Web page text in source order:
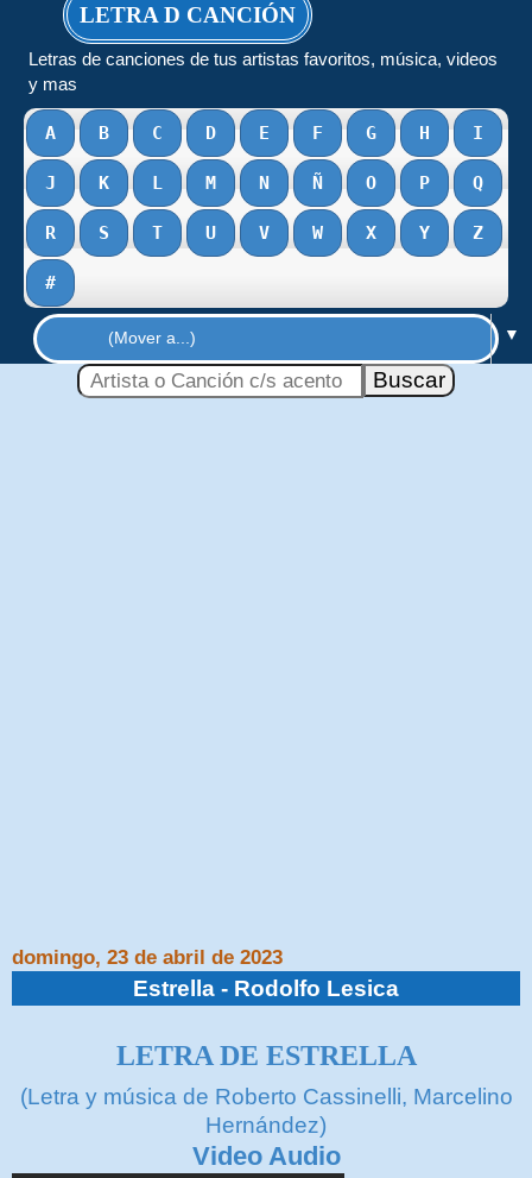
LETRA D CANCIÓN
Letras de canciones de tus artistas favoritos, música, videos
y mas
A B C D E F G H I
J K L M N Ñ O P Q
R S T U V W X Y Z
#
▼
domingo, 23 de abril de 2023
Estrella - Rodolfo Lesica
LETRA DE ESTRELLA
(Letra y música de Roberto Cassinelli, Marcelino
Hernández)
Video Audio